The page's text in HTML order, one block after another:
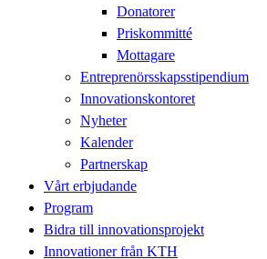
Donatorer
Priskommitté
Mottagare
Entreprenörsskapsstipendium
Innovationskontoret
Nyheter
Kalender
Partnerskap
Vårt erbjudande
Program
Bidra till innovationsprojekt
Innovationer från KTH